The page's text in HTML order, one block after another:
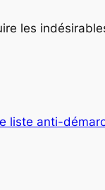
les
liste anti-